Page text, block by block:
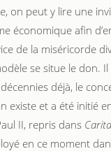
on peut y lire une
économique afin
de la miséricorde
se situe le don.
déjà, le
existe et a été initié
II, repris dans
en ce moment